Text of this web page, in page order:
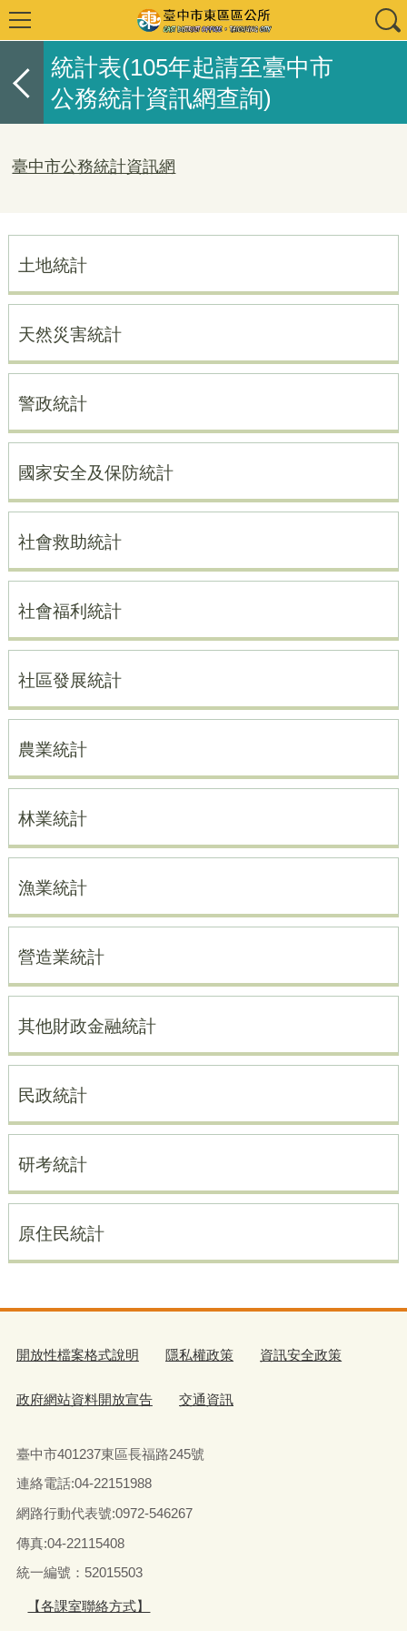
統計表(105年起請至臺中市
公務統計資訊網查詢)
臺中市公務統計資訊網
土地統計
天然災害統計
警政統計
國家安全及保防統計
社會救助統計
社會福利統計
社區發展統計
農業統計
林業統計
漁業統計
營造業統計
其他財政金融統計
民政統計
研考統計
原住民統計
開放性檔案格式說明 隱私權政策 資訊安全政策
政府網站資料開放宣告 交通資訊
臺中市401237東區長福路245號
連絡電話:04-22151988
網路行動代表號:0972-546267
傳真:04-22115408
統一編號：52015503
【各課室聯絡方式】